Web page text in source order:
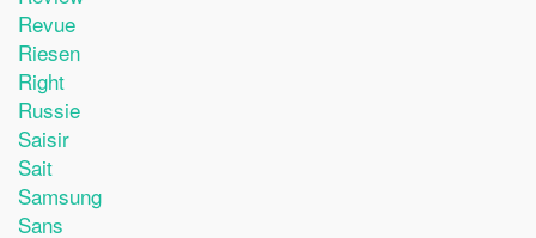
Revue
Riesen
Right
Russie
Saisir
Sait
Samsung
Sans